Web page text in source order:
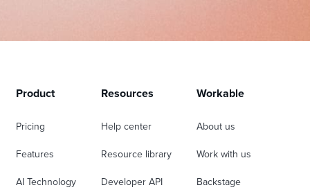
Product
Pricing
Features
AI Technology
Resources
Help center
Resource library
Developer API
Workable
About us
Work with us
Backstage